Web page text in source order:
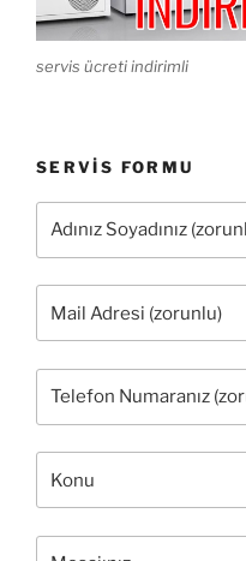
servis ücreti indirimli
SERVIS FORMU